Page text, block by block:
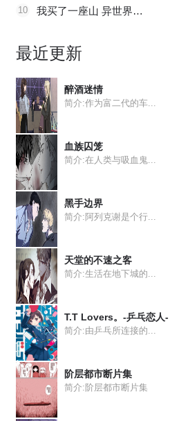
10 我买了一座山 异世界生活其实也不赖
最近更新
醉酒迷情
简介:作为富二代的车...
血族囚笼
简介:在人类与吸血鬼...
黑手边界
简介:阿列克谢是个行...
天堂的不速之客
简介:生活在地下城的...
T.T Lovers。-乒乓恋人-
简介:由乒乓所连接的...
阶层都市断片集
简介:阶层都市断片集